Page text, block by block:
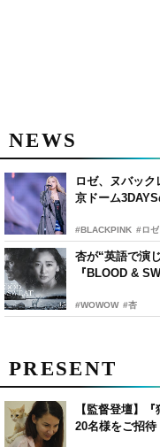
NEWS
ロゼ、ヌバッ
京ドーム
#BLACKPINK #ロゼ
杏が“英語で演
『BLOOD &
#WOWOW #杏
PRESENT
【監督登壇】
20名様をご招待